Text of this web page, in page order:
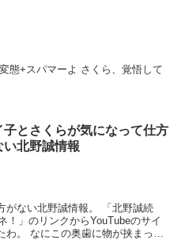
子とさくらが気になって仕方
い北野誠情報
野誠情報。 「北野誠続
」のリンクからYouTubeのサイ
まった